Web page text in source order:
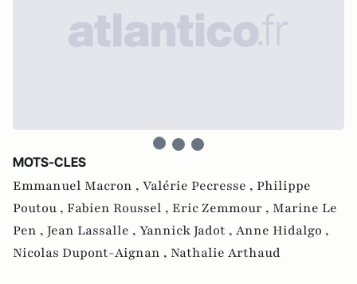
MOTS-CLES
Emmanuel Macron , Valérie Pecresse , Philippe
Poutou , Fabien Roussel , Eric Zemmour , Marine Le
Pen , Jean Lassalle , Yannick Jadot , Anne Hidalgo ,
Nicolas Dupont-Aignan , Nathalie Arthaud